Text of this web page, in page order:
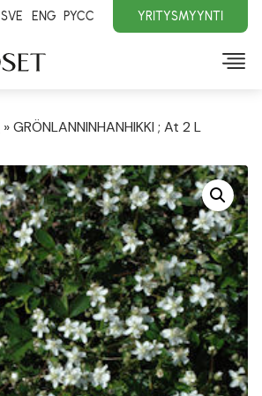
SVE ENG PYCC YRITYSMYYNTI
»GRÖNLANNINHANHIKKI ; At 2 L